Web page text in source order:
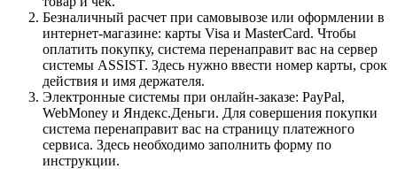
Безналичный расчет при самовывозе или оформлении в
интернет-магазине: карты Visa и MasterCard. Чтобы
оплатить покупку, система перенаправит вас на сервер
системы ASSIST. Здесь нужно ввести номер карты, срок
действия и имя держателя.
Электронные системы при онлайн-заказе: PayPal,
WebMoney и Яндекс.Деньги. Для совершения покупки
система перенаправит вас на страницу платежного
сервиса. Здесь необходимо заполнить форму по
инструкции.